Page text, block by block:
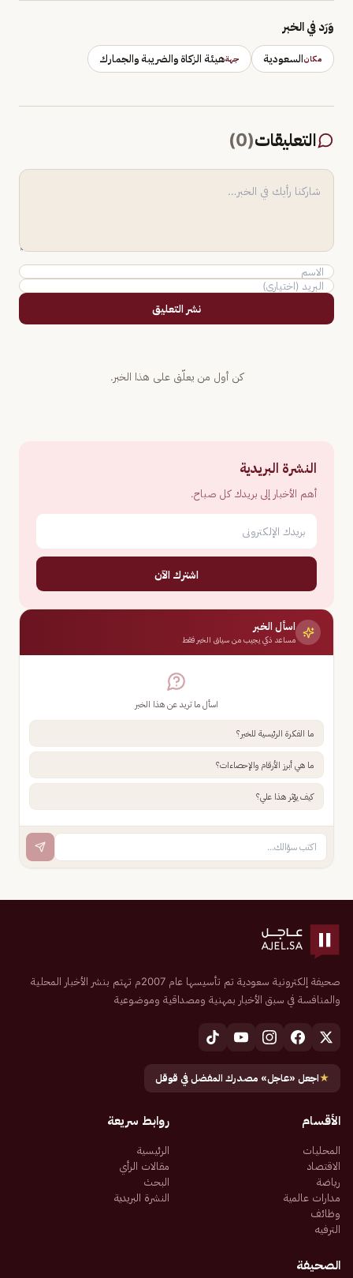
وَرَد في الخبر
مكانالسعودية جهةهيئة الزكاة والضريبة والجمارك
التعليقات(
0
)
نشر التعليق
كن أول من يعلّق على هذا الخبر.
النشرة البريدية
أهم الأخبار إلى بريدك كل صباح.
اشترك الآن
اسأل الخبر
مساعد ذكي يجيب من سياق الخبر فقط
اسأل ما تريد عن هذا الخبر
ما الفكرة الرئيسية للخبر؟
ما هي أبرز الأرقام والإحصاءات؟
كيف يؤثر هذا علي؟
صحيفة إلكترونية سعودية تم تأسيسها عام 2007م تهتم بنشر الأخبار المحلية
والمنافسة في سبق الأخبار بمهنية ومصداقية وموضوعية
★اجعل «عاجل» مصدرك المفضل في قوقل
الأقسام
المحليات
الاقتصاد
رياضة
مدارات عالمية
وظائف
الترفيه
روابط سريعة
الرئيسية
مقالات الرأي
البحث
النشرة البريدية
الصحيفة